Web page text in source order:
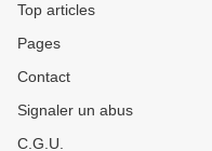
Top articles
Pages
Contact
Signaler un abus
C.G.U.